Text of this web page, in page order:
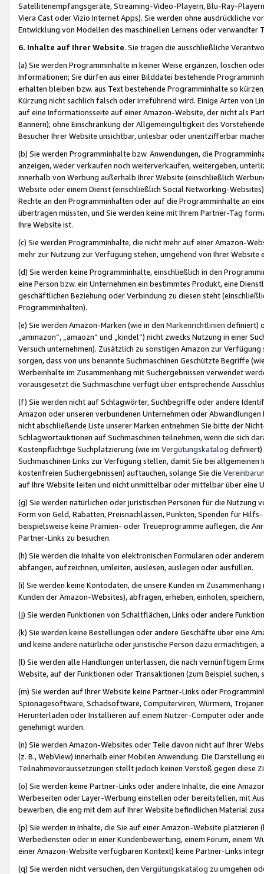
Satellitenempfangsgeräte, Streaming-Video-Playern, Blu-Ray-
Viera Cast oder Vizio Internet Apps). Sie werden ohne ausdrückliche
Entwicklung von Modellen des maschinellen Lernens oder
6. Inhalte auf Ihrer Website. Sie tragen die ausschließliche
(a) Sie werden Programminhalte in keiner Weise ergänzen, löschen
Informationen; Sie dürfen aus einer Bilddatei bestehende
erhalten bleiben bzw. aus Text bestehende Programminhalte so
Kürzung nicht sachlich falsch oder irreführend wird. Einige Arten von
auf eine Informationsseite auf einer Amazon-Website, der nicht als
Bannern); ohne Einschränkung der Allgemeingültigkeit des
Besucher Ihrer Website unsichtbar, unlesbar oder unentzifferbar
(b) Sie werden Programminhalte bzw. Anwendungen, die
anzeigen, weder verkaufen noch weiterverkaufen, weitergeben,
innerhalb von Werbung außerhalb Ihrer Website (einschließlich
Website oder einem Dienst (einschließlich Social Networking-
Rechte an den Programminhalten oder auf die Programminhalte an
übertragen müssten, und Sie werden keine mit Ihrem Partner-Tag
Ihre Website ist.
(c) Sie werden Programminhalte, die nicht mehr auf einer Amazon-
mehr zur Nutzung zur Verfügung stehen, umgehend von Ihrer
(d) Sie werden keine Programminhalte, einschließlich in den
eine Person bzw. ein Unternehmen ein bestimmtes Produkt, eine
geschäftlichen Beziehung oder Verbindung zu diesen steht
Programminhalten).
(e) Sie werden Amazon-Marken (wie in den Markenrichtlinien definiert)
„ammazon“, „amaozn“ und „kindel“) nicht zwecks Nutzung in einer
Versuch unternehmen). Zusätzlich zu sonstigen Amazon zur
sorgen, dass von uns benannte Suchmaschinen Geschützte Begriffe
Werbeinhalte im Zusammenhang mit Suchergebnissen verwendet
vorausgesetzt die Suchmaschine verfügt über entsprechende
(f) Sie werden nicht auf Schlagwörter, Suchbegriffe oder andere
Amazon oder unseren verbundenen Unternehmen oder
nicht abschließende Liste unserer Marken entnehmen Sie bitte der
Schlagwortauktionen auf Suchmaschinen teilnehmen, wenn die sich
Kostenpflichtige Suchplatzierung (wie im Vergütungskatalog definiert)
Suchmaschinen Links zur Verfügung stellen, damit Sie bei
kostenfreien Suchergebnissen) auftauchen, solange Sie die
auf Ihre Website leiten und nicht unmittelbar oder mittelbar über eine
(g) Sie werden natürlichen oder juristischen Personen für die Nutzung
Form von Geld, Rabatten, Preisnachlässen, Punkten, Spenden für
beispielsweise keine Prämien- oder Treueprogramme auflegen, die
Partner-Links zu besuchen.
(h) Sie werden die Inhalte von elektronischen Formularen oder
abfangen, aufzeichnen, umleiten, auslesen, auslegen oder ausfüllen.
(i) Sie werden keine Kontodaten, die unsere Kunden im
Kunden der Amazon-Websites), abfragen, erheben, einholen,
(j) Sie werden Funktionen von Schaltflächen, Links oder andere
(k) Sie werden keine Bestellungen oder andere Geschäfte über eine
und keine andere natürliche oder juristische Person dazu
(l) Sie werden alle Handlungen unterlassen, die nach vernünftigem
Website, auf der Funktionen oder Transaktionen (zum Beispiel
(m) Sie werden auf Ihrer Website keine Partner-Links oder
Spionagesoftware, Schadsoftware, Computerviren, Würmern,
Herunterladen oder Installieren auf einem Nutzer-Computer oder
genehmigt wurden.
(n) Sie werden Amazon-Websites oder Teile davon nicht auf Ihrer
(z. B., WebView) innerhalb einer Mobilen Anwendung. Die Darstellung
Teilnahmevoraussetzungen stellt jedoch keinen Verstoß gegen diese
(o) Sie werden keine Partner-Links oder andere Inhalte, die eine
Werbeseiten oder Layer-Werbung einstellen oder bereitstellen, mit
bewerben, die eng mit dem auf Ihrer Website befindlichen Material
(p) Sie werden in Inhalte, die Sie auf einer Amazon-Website
Werbediensten oder in einer Kundenbewertung, einem Forum, einem
einer Amazon-Website verfügbaren Kontext) keine Partner-Links
(q) Sie werden nicht versuchen, den Vergütungskatalog zu umgehen